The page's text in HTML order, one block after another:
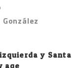
y Santa
age